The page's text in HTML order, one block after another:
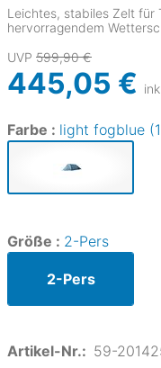
Leichtes, stabiles Zelt für
hervorragendem
UVP 599,90 €
445,05 €
Farbe : light fogblue
Größe : 2-Pers
2-Pers
Artikel-Nr.: 59-